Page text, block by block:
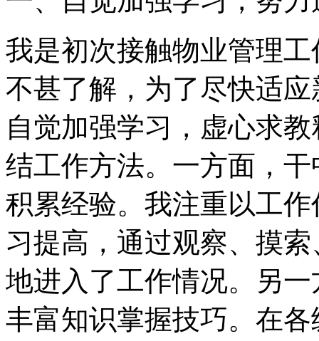
我是初次接触物业管理
不甚了解，为了尽快适
自觉加强学习，虚心求
结工作方法。一方面，
积累经验。我注重以工
习提高，通过观察、摸
地进入了工作情况。另
丰富知识掌握技巧。在